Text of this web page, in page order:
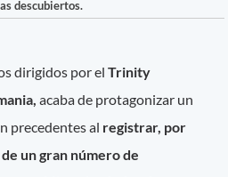
descubiertos.
dirigidos por elTrinity
acaba de protagonizar un
precedentes al registrar, por
un gran número de